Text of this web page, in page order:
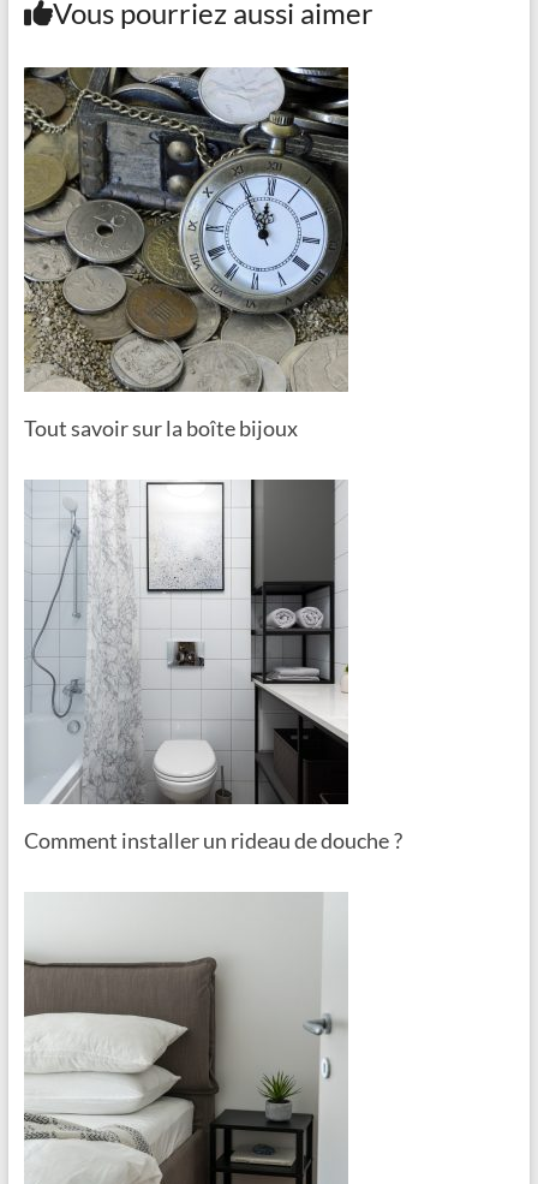
Vous pourriez aussi aimer
Tout savoir sur la boîte bijoux
Comment installer un rideau de douche ?